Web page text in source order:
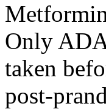
Only
taken
post-